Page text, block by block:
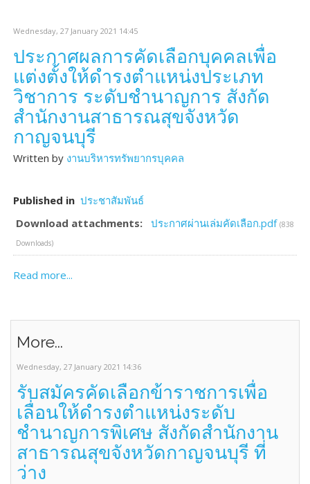
Wednesday, 27 January 2021 14:45
ประกาศผลการคัดเลือกบุคคลเพื่อ
แต่งตั้งให้ดำรงตำแหน่งประเภท
วิชาการ ระดับชำนาญการ สังกัด
สำนักงานสาธารณสุขจังหวัด
กาญจนบุรี
Written by งานบริหารทรัพยากรบุคคล
Published in ประชาสัมพันธ์
Download attachments: ประกาศผ่านเล่มคัดเลือก.pdf (838
Downloads)
Read more...
More...
Wednesday, 27 January 2021 14:36
รับสมัครคัดเลือกข้าราชการเพื่อ
เลื่อนให้ดำรงตำแหน่งระดับ
ชำนาญการพิเศษ สังกัดสำนักงาน
สาธารณสุขจังหวัดกาญจนบุรี ที่
ว่าง